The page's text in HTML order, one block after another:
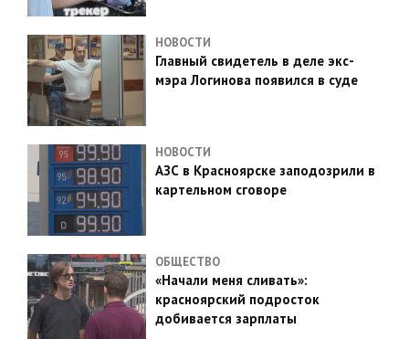
НОВОСТИ
Главный свидетель в деле экс-
мэра Логинова появился в суде
НОВОСТИ
АЗС в Красноярске заподозрили в
картельном сговоре
ОБЩЕСТВО
«Начали меня сливать»:
красноярский подросток
добивается зарплаты